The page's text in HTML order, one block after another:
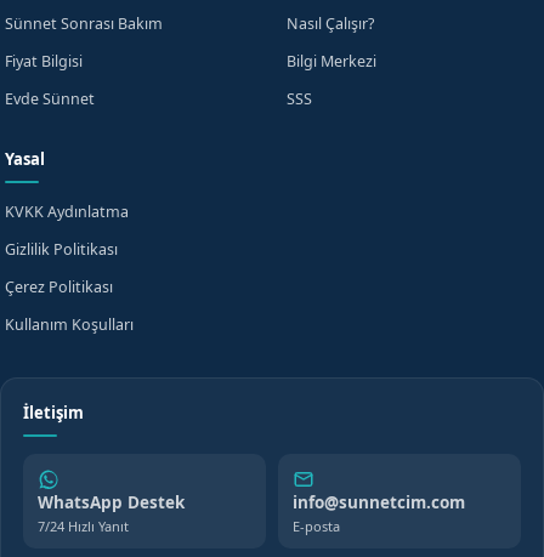
Sünnet Sonrası Bakım
Fiyat Bilgisi
Evde Sünnet
Nasıl Çalışır?
Bilgi Merkezi
SSS
Yasal
KVKK Aydınlatma
Gizlilik Politikası
Çerez Politikası
Kullanım Koşulları
İletişim
WhatsApp Destek
7/24 Hızlı Yanıt
info@sunnetcim.com
E-posta